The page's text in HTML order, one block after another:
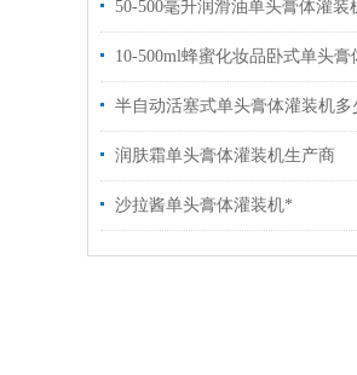
50-500毫升润滑油单头膏体灌装
半自动活塞式单头膏体灌装机多
润肤霜单头膏体灌装机生产商
沙拉酱单头膏体灌装机*